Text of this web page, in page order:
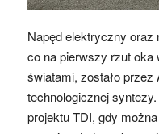
Napęd elektryczny oraz
co na pierwszy rzut oka
światami, zostało przez
technologicznej
projektu TDI, gdy